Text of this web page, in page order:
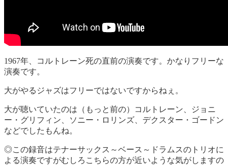
1967年、コルトレーン死の直前の演奏です。かなりフリーな
演奏です。
大がやるジャズはフリーではないですからねぇ。
大が聴いていたのは（もっと前の）コルトレーン、ジョニ
ー・グリフィン、ソニー・ロリンズ、デクスター・ゴードン
などでしたもんね。
◎この録音はテナーサックス～ベース～ドラムスのトリオに
よる演奏ですがむしろこちらの方が近いような気がしますの